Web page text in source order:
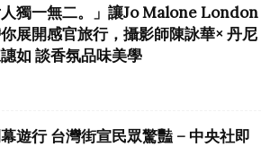
人獨一無二。」讓Jo Malone London
展開感官旅行，攝影師陳詠華× 丹尼
如 談香氛品味美學
遊行 台灣街宣民眾驚豔 – 中央社即